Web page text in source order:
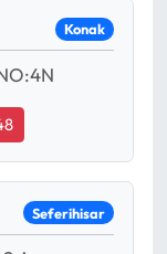
Konak
Seferihisar